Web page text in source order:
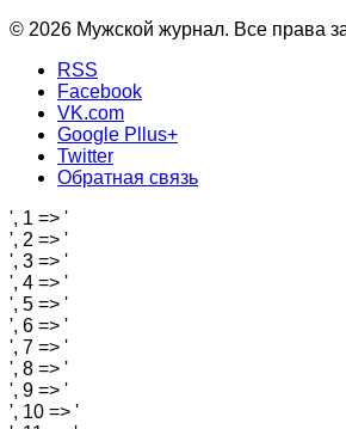
© 2026 Мужской журнал. Все права
RSS
Facebook
VK.com
Google Pllus+
Twitter
Обратная связь
', 1 => '
', 2 => '
', 3 => '
', 4 => '
', 5 => '
', 6 => '
', 7 => '
', 8 => '
', 9 => '
', 10 => '